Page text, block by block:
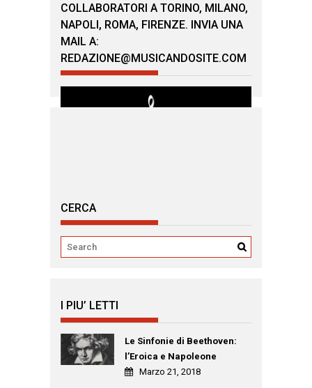
COLLABORATORI A TORINO, MILANO,
NAPOLI, ROMA, FIRENZE. INVIA UNA
MAIL A:
REDAZIONE@MUSICANDOSITE.COM
CERCA
I PIU’ LETTI
Le Sinfonie di Beethoven:
l’Eroica e Napoleone
Marzo 21, 2018